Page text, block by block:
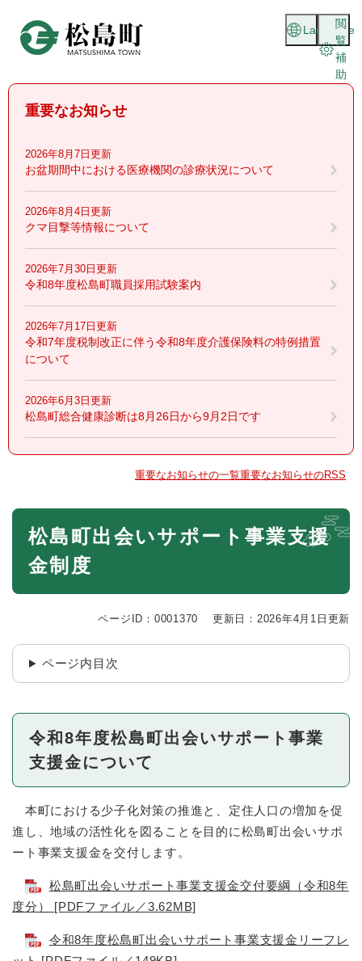
頭
閲
覧
補
助
Language
重要なお知らせ
2026年8月7日更新
お盆期間中における医療機関の診療状況について
2026年8月4日更新
クマ目撃等情報について
2026年7月30日更新
令和8年度松島町職員採用試験案内
2026年7月17日更新
令和7年度税制改正に伴う令和8年度介護保険料の特例措置
について
2026年6月3日更新
松島町総合健康診断は8月26日から9月2日です
重要なお知らせの一覧重要なお知らせのRSS
本
松島町出会いサポート事業支援
金制度
ページID：0001370 更新日：2026年4月1日更新
ページ内目次
令和8年度松島町出会いサポート事業
支援金について
本町における少子化対策の推進と、定住人口の増加を促
進し、地域の活性化を図ることを目的に松島町出会いサポ
ート事業支援金を交付します。
松島町出会いサポート事業支援金交付要綱（令和8年
度分） [PDFファイル／3.62MB]
令和8年度松島町出会いサポート事業支援金リーフレ